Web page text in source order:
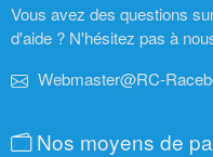
Vous avez des questions
d'aide ? N'hésitez pas à
Webmaster@RC-
Nos moyens de